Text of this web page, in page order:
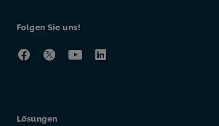
Folgen Sie uns!
Lösungen